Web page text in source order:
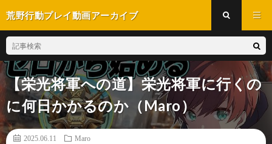
荒野行動プレイ動画アーカイブ
【栄光将軍への道】栄光将軍に行くの
に何日かかるのか（Maro）
2025.06.11
Maro